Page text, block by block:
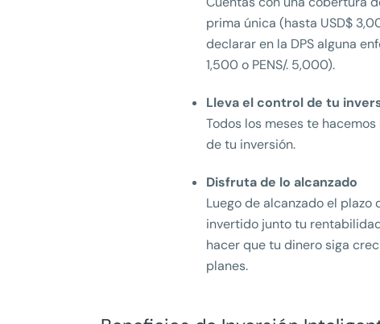
prima única (hasta USD$
declarar en la DPS alguna
1,500 o PENS/. 5,000).
Lleva el control de tu
Todos los meses te
de tu inversión.
Disfruta de lo alcanzado
Luego de alcanzado el
invertido junto tu
hacer que tu dinero siga
planes.